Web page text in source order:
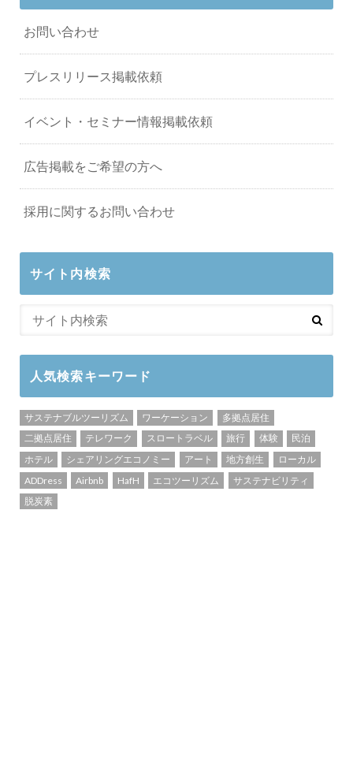
お問い合わせ
プレスリリース掲載依頼
イベント・セミナー情報掲載依頼
広告掲載をご希望の方へ
採用に関するお問い合わせ
サイト内検索
人気検索キーワード
サステナブルツーリズム ワーケーション
多拠点居住
二拠点居住
テレワーク スロートラベル 旅行 体験
民泊
ホテル
シェアリングエコノミー アート 地方創生
ローカル
ADDress
Airbnb HafH エコツーリズム
サステナビリティ
脱炭素